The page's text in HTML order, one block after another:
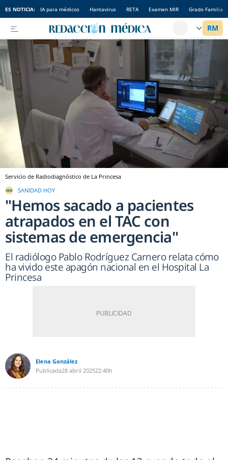
ES NOTICIA: IA para médicos Hantavirus RETA Examen MIR Grado Familia
Servicio de Radiodiagnóstico de La Princesa
SANIDAD HOY
"Hemos sacado a pacientes
atrapados en el TAC con
sistemas de emergencia"
El radiólogo Pablo Rodríguez Carnero relata cómo
ha vivido este apagón nacional en el Hospital La
Princesa
Elena González
Publicada28 abril 202522:40h